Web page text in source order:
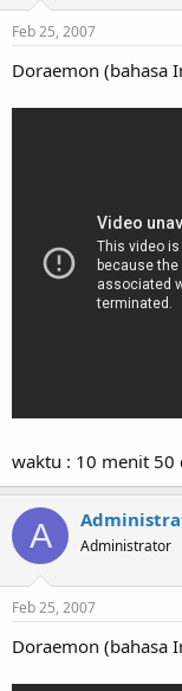
Feb 25, 2007
Doraemon (bahasa
waktu : 10 menit 50
A Administrator
Feb 25, 2007
Doraemon (bahasa